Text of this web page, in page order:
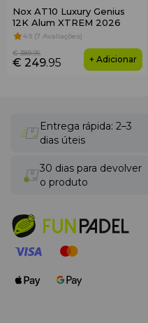
Nox AT10 Luxury Genius
12K Alum XTREM 2026
4.9 (7 Avaliações)
€ 249.95
€ 389.95
+ Adicionar
Entrega rápida: 2–3
dias úteis
30 dias para devolver
o produto